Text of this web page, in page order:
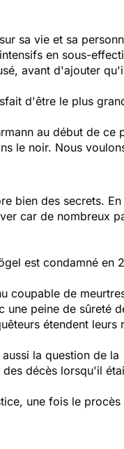
sa vie et sa
en sous-
avant d'ajouter
d'être le plus
au début de ce
le noir. Nous
bien des secrets.
car de nombreux
est condamné en
coupable de
peine de sûreté
étendent leurs
la question de la
décès lorsqu'il
une fois le procès